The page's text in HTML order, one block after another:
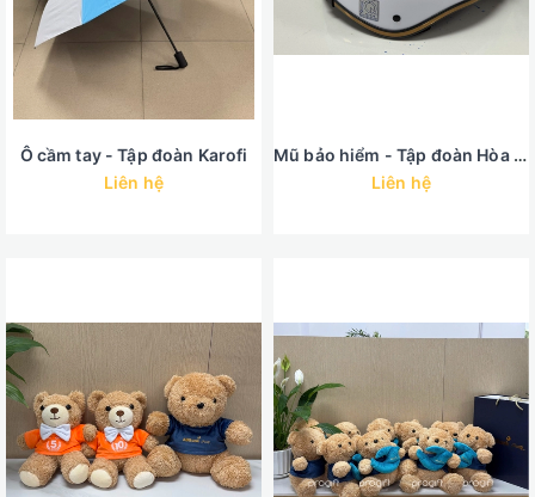
Ô cầm tay - Tập đoàn Karofi
Liên hệ
Mũ bảo hiểm - Tập đoàn Hòa Phát
Liên hệ